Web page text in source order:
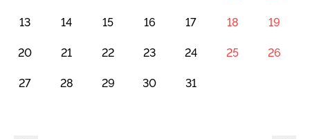
13 14 15 16 17 18 19
20 21 22 23 24 25 26
27 28 29 30 31